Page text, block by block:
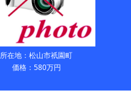
所在地：松山市祇園町
価格：580万円